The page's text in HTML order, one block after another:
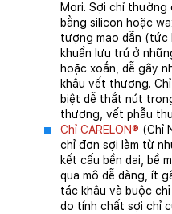
Mori. Sợi chỉ thường
bằng silicon hoặc
tượng mao dẫn (tức
khuẩn lưu trú ở
hoặc xoắn, dễ gây
khâu vết thương.
biệt dễ thắt nút
thương, vết phẫu
Chỉ CARELON® (Chỉ
chỉ đơn sợi làm từ
kết cấu bền dai, bề
qua mô dễ dàng, ít
tác khâu và buộc
do tính chất sợi chỉ